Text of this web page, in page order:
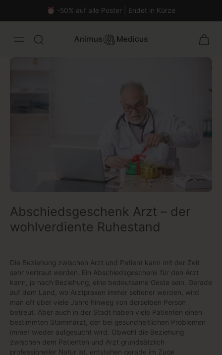
⏰ -50% auf alle Poster | Endet in Kürze
Abschiedsgeschenk Arzt – der
wohlverdiente Ruhestand
Die Beziehung zwischen Arzt und Patient kann mit der Zeit
sehr vertraut werden. Ein Abschiedsgeschenk für den Arzt
kann, je nach Beziehung, eine bedeutsame Geste sein. Gerade
auf dem Land, wo Arztpraxen immer seltener werden, wird
man oft über viele Jahre hinweg von derselben Person
betreut. Aber auch in der Stadt haben viele Patienten einen
bestimmten Stammarzt, der bei gesundheitlichen Problemen
immer wieder aufgesucht wird. Obwohl die Beziehung
zwischen dem Patienten und Arzt grundsätzlich
professioneller Natur ist, entstehen gerade im Zuge